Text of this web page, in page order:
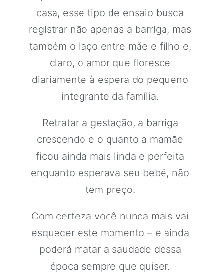
casa, esse tipo de ensaio busca
registrar não apenas a barriga, mas
também o laço entre mãe e filho e,
claro, o amor que floresce
diariamente à espera do pequeno
integrante da família.
Retratar a gestação, a barriga
crescendo e o quanto a mamãe
ficou ainda mais linda e perfeita
enquanto esperava seu bebê, não
tem preço.
Com certeza você nunca mais vai
esquecer este momento – e ainda
poderá matar a saudade dessa
época sempre que quiser.